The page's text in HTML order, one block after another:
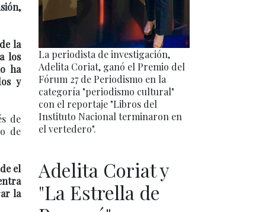
la
los
ha
y
de
de
el
la
La periodista de investigación,
Adelita Coriat, ganó el Premio del
Fórum 27 de Periodismo en la
categoría "periodismo cultural"
con el reportaje "Libros del
Instituto Nacional terminaron en
el vertedero".
Adelita Coriat y
"La Estrella de